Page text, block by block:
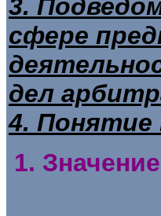
3.
сфере
дел
4. Понятие
1.